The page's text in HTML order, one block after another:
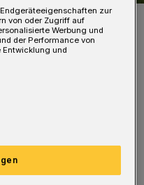
Werk.
Künstlern Martin
sprayten 13
die nach
zur
von oder Zugriff auf
Werbung und
der Performance von
und